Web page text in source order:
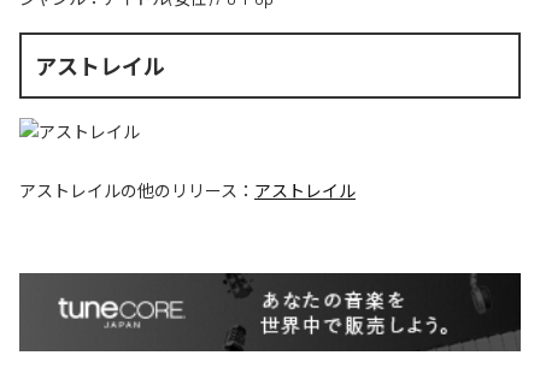
アストレイル
アストレイルの他のリリース： アストレイル